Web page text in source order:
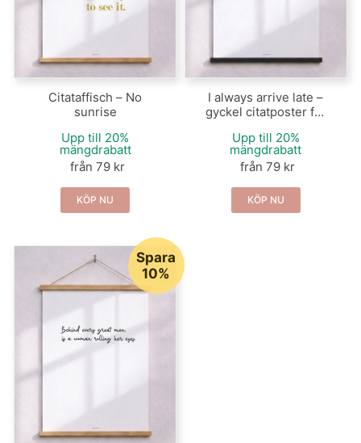
Citataffisch – No
sunrise
Upp till 20%
mängdrabatt
från 79 kr
KÖP NU
I always arrive late –
gyckel citatposter för
Upp till 20%
mängdrabatt
från 79 kr
KÖP NU
Spara
10%